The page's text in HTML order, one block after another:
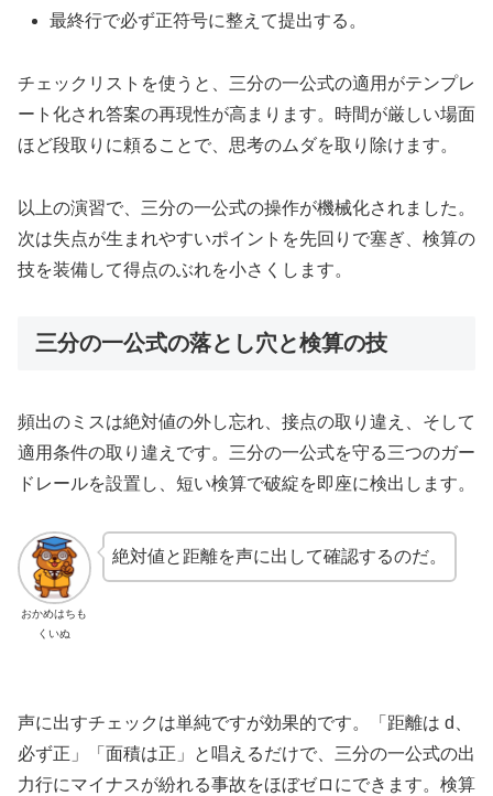
最終行で必ず正符号に整えて提出する。
チェックリストを使うと、三分の一公式の適用がテンプレ
ート化され答案の再現性が高まります。時間が厳しい場面
ほど段取りに頼ることで、思考のムダを取り除けます。
以上の演習で、三分の一公式の操作が機械化されました。
次は失点が生まれやすいポイントを先回りで塞ぎ、検算の
技を装備して得点のぶれを小さくします。
三分の一公式の落とし穴と検算の技
頻出のミスは絶対値の外し忘れ、接点の取り違え、そして
適用条件の取り違えです。三分の一公式を守る三つのガー
ドレールを設置し、短い検算で破綻を即座に検出します。
おかめはちも
くいぬ
絶対値と距離を声に出して確認するのだ。
声に出すチェックは単純ですが効果的です。「距離は d、
必ず正」「面積は正」と唱えるだけで、三分の一公式の出
力行にマイナスが紛れる事故をほぼゼロにできます。検算